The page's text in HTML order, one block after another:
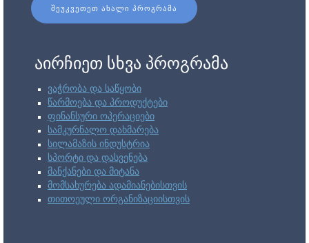
ᲨᲔᲣᲙᲕᲔᲗᲔᲗ ᲐᲮᲐᲚᲘ ᲞᲠᲝᲒᲠᲐᲛᲐ
აირჩიეთ სხვა პროგრამა
ვაჭრობა და საწყობი
წარმოება და პროდუქტები
ფინანსური ოპერაციები
სამკურნალო დახმარება
სილამაზის ინდუსტრია
სპორტი და დასვენება
მანქანები და მიტანა
მომსახურება ადამიანებისთვის
თითოეული ორგანიზაციისთვის